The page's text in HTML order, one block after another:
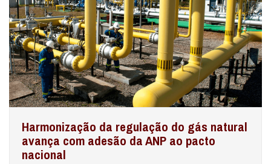
Harmonização da regulação do gás natural
avança com adesão da ANP ao pacto
nacional